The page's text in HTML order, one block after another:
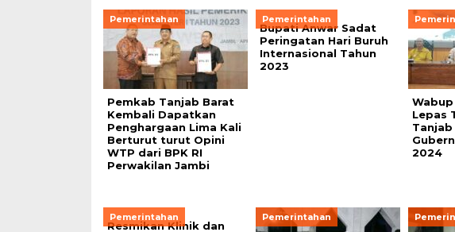
Pemerintahan
Pemkab Tanjab Barat
Kembali Dapatkan
Penghargaan Lima Kali
Berturut turut Opini
WTP dari BPK RI
Perwakilan Jambi
Pemerintahan
Bupati Anwar Sadat
Peringatan Hari Buruh
Internasional Tahun
2023
Lepas
2024
Pemerintahan
Resmikan Klinik dan
Pemerintahan